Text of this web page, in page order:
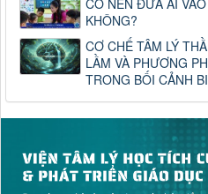
KHÔNG?
CƠ CHẾ TÂM LÝ
LẦM VÀ PHƯƠNG
TRONG BỐI CẢNH